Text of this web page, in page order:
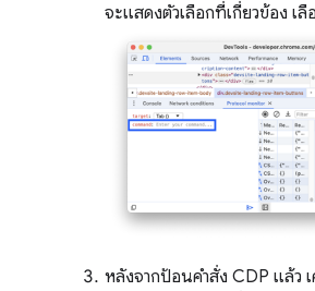
จะแสดงตัวเลือกที่เกี่ยวข้อง เลื
หลังจากป้อนคําสั่ง CDP แล้ว